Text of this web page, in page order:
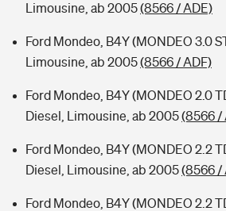
Limousine, ab 2005(8566 / ADE)
Ford Mondeo, B4Y (MONDEO 3.0
Limousine, ab 2005(8566 / ADF)
Ford Mondeo, B4Y (MONDEO 2.0
Diesel, Limousine, ab 2005(8566 /
Ford Mondeo, B4Y (MONDEO 2.2
Diesel, Limousine, ab 2005(8566 /
Ford Mondeo, B4Y (MONDEO 2.2